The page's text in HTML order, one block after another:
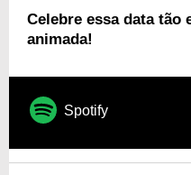
Celebre essa data tão
animada!
Spotify